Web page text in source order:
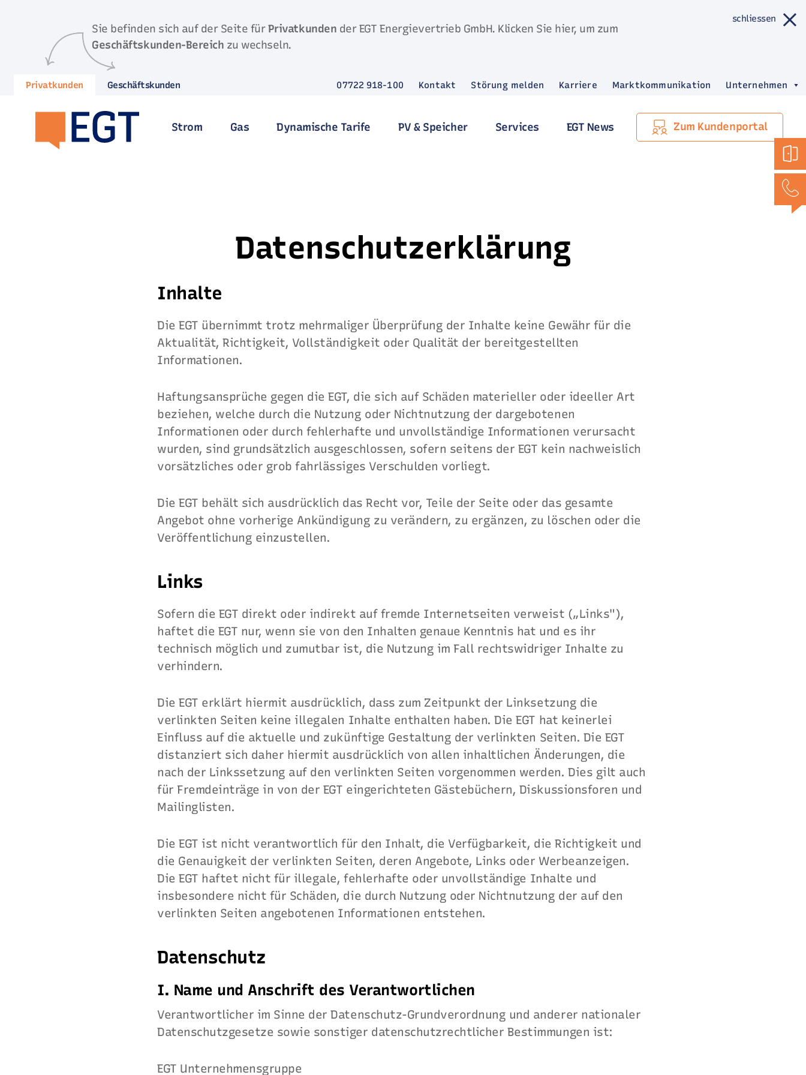
Sie befinden sich auf der Seite fürPrivatkunden der EGT Energievertrieb GmbH. Klicken Sie hier, um zum
Geschäftskunden-Bereich zu wechseln.
schliessen
Privatkunden Geschäftskunden 07722 918-100 Kontakt Störung melden Karriere Marktkommunikation Unternehmen
Strom Gas Dynamische Tarife PV & Speicher Services EGT News Zum Kundenportal
Datenschutzerklärung
Inhalte
Die EGT übernimmt trotz mehrmaliger Überprüfung der Inhalte keine Gewähr für die
Aktualität, Richtigkeit, Vollständigkeit oder Qualität der bereitgestellten
Informationen.
Haftungsansprüche gegen die EGT, die sich auf Schäden materieller oder ideeller Art
beziehen, welche durch die Nutzung oder Nichtnutzung der dargebotenen
Informationen oder durch fehlerhafte und unvollständige Informationen verursacht
wurden, sind grundsätzlich ausgeschlossen, sofern seitens der EGT kein nachweislich
vorsätzliches oder grob fahrlässiges Verschulden vorliegt.
Die EGT behält sich ausdrücklich das Recht vor, Teile der Seite oder das gesamte
Angebot ohne vorherige Ankündigung zu verändern, zu ergänzen, zu löschen oder die
Veröffentlichung einzustellen.
Links
Sofern die EGT direkt oder indirekt auf fremde Internetseiten verweist („Links"),
haftet die EGT nur, wenn sie von den Inhalten genaue Kenntnis hat und es ihr
technisch möglich und zumutbar ist, die Nutzung im Fall rechtswidriger Inhalte zu
verhindern.
Die EGT erklärt hiermit ausdrücklich, dass zum Zeitpunkt der Linksetzung die
verlinkten Seiten keine illegalen Inhalte enthalten haben. Die EGT hat keinerlei
Einfluss auf die aktuelle und zukünftige Gestaltung der verlinkten Seiten. Die EGT
distanziert sich daher hiermit ausdrücklich von allen inhaltlichen Änderungen, die
nach der Linkssetzung auf den verlinkten Seiten vorgenommen werden. Dies gilt auch
für Fremdeinträge in von der EGT eingerichteten Gästebüchern, Diskussionsforen und
Mailinglisten.
Die EGT ist nicht verantwortlich für den Inhalt, die Verfügbarkeit, die Richtigkeit und
die Genauigkeit der verlinkten Seiten, deren Angebote, Links oder Werbeanzeigen.
Die EGT haftet nicht für illegale, fehlerhafte oder unvollständige Inhalte und
insbesondere nicht für Schäden, die durch Nutzung oder Nichtnutzung der auf den
verlinkten Seiten angebotenen Informationen entstehen.
Datenschutz
I. Name und Anschrift des Verantwortlichen
Verantwortlicher im Sinne der Datenschutz-Grundverordnung und anderer nationaler
Datenschutzgesetze sowie sonstiger datenschutzrechtlicher Bestimmungen ist:
EGT Unternehmensgruppe